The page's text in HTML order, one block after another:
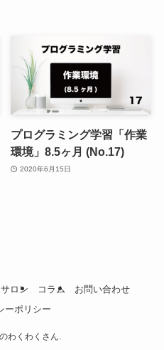
プログラミング学習「作業
環境」8.5ヶ月 (No.17)
2020年6月15日
ロン コラム
お問い合わせ
ーポリシー
わくわくさん.